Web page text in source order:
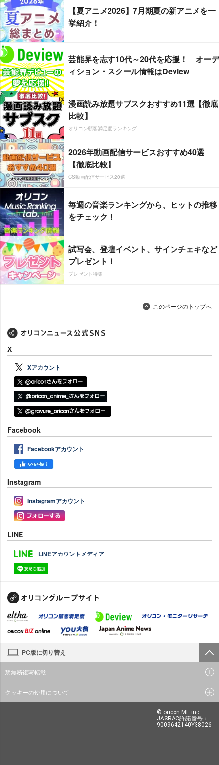
【夏アニメ2026】7月期夏の新アニメを一
挙紹介！
芸能界を志す10代～20代を応援！ オーデ
ィション・スクール情報はDeview
漫画読み放題サブスクおすすめ11選【徹底
比較】
オリコン顧客満足度ランキング
2026年動画配信サービスおすすめ40選
【徹底比較】
CS動画配信サービス20選
毎週の音楽ランキングから、ヒットの推移
をチェック！
試写会、登壇イベント、サインチェキなど
プレゼント！
プレゼント特集
このページのトップへ
X
Xアカウント
Facebook
Facebookアカウント
Instagram
Instagramアカウント
LINE
LINEアカウントメディア
PC版に切り替え
禁無断複写転載
クッキーの使用について
© oricon ME inc.
JASRAC許諾番号：
9009642140Y38026